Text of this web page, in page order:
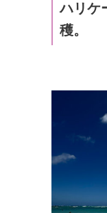
ハリケ
穫。